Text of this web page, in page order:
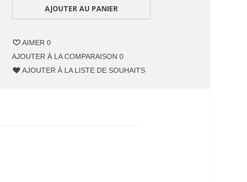
AJOUTER AU PANIER
AIMER 0
AJOUTER À LA COMPARAISON 0
AJOUTER À LA LISTE DE SOUHAITS